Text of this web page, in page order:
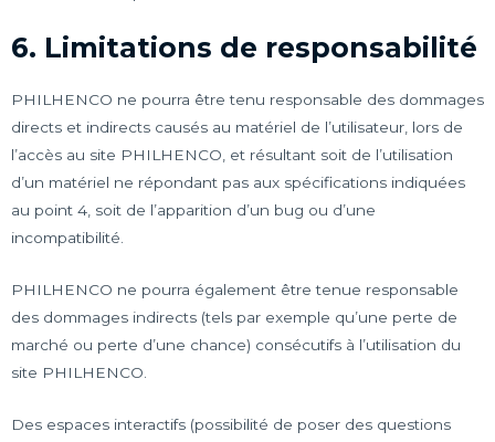
6. Limitations de responsabilité
PHILHENCO ne pourra être tenu responsable des dommages
directs et indirects causés au matériel de l’utilisateur, lors de
l’accès au site PHILHENCO, et résultant soit de l’utilisation
d’un matériel ne répondant pas aux spécifications indiquées
au point 4, soit de l’apparition d’un bug ou d’une
incompatibilité.
PHILHENCO ne pourra également être tenue responsable
des dommages indirects (tels par exemple qu’une perte de
marché ou perte d’une chance) consécutifs à l’utilisation du
site PHILHENCO.
Des espaces interactifs (possibilité de poser des questions